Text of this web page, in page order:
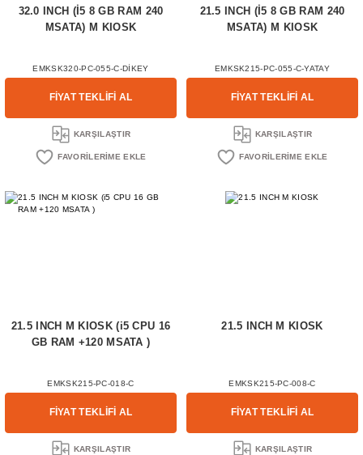
32.0 INCH (İ5 8 GB RAM 240
MSATA) M KIOSK
EMKSK320-PC-055-C-DİKEY
FİYAT TEKLİFİ AL
KARŞILAŞTIR
21.5 INCH (İ5 8 GB RAM 240
MSATA) M KIOSK
EMKSK215-PC-055-C-YATAY
FİYAT TEKLİFİ AL
KARŞILAŞTIR
21.5 INCH M KIOSK (i5 CPU 16
GB RAM +120 MSATA )
EMKSK215-PC-018-C
FİYAT TEKLİFİ AL
KARŞILAŞTIR
21.5 INCH M KIOSK
EMKSK215-PC-008-C
FİYAT TEKLİFİ AL
KARŞILAŞTIR